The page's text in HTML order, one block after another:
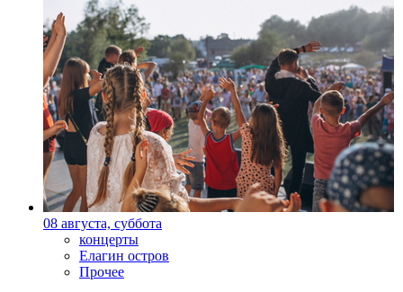
08 августа, суббота
концерты
Елагин остров
Прочее